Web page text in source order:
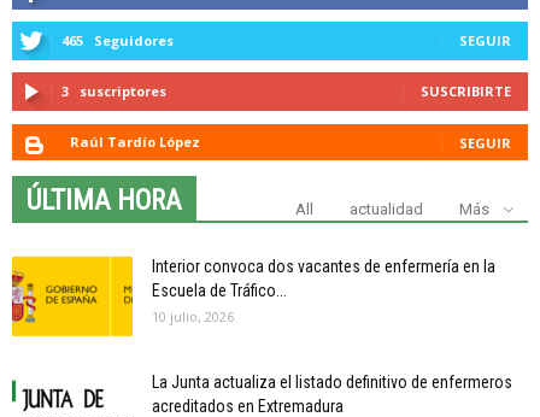
465 Seguidores SEGUIR
3 suscriptores SUSCRIBIRTE
Raúl Tardío López SEGUIR
ÚLTIMA HORA All actualidad Más
Interior convoca dos vacantes de enfermería en la
Escuela de Tráfico...
10 julio, 2026
La Junta actualiza el listado definitivo de enfermeros
acreditados en Extremadura